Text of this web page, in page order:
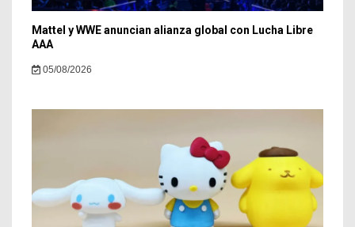
Mattel y WWE anuncian alianza global con Lucha Libre
AAA
05/08/2026